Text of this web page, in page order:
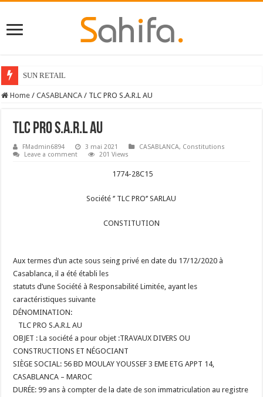
SUN RETAIL
Home / CASABLANCA / TLC PRO S.A.R.L AU
TLC PRO S.A.R.L AU
FMadmin6894 3 mai 2021 CASABLANCA, Constitutions
Leave a comment
201 Views
1774-28C15
Société ‘’ TLC PRO‘’ SARLAU
CONSTITUTION
Aux termes d’un acte sous seing privé en date du 17/12/2020 à
Casablanca, il a été établi les
statuts d’une Société à Responsabilité Limitée, ayant les
caractéristiques suivante
DÉNOMINATION:
TLC PRO S.A.R.L AU
OBJET : La société a pour objet :TRAVAUX DIVERS OU
CONSTRUCTIONS ET NÉGOCIANT
SIÈGE SOCIAL: 56 BD MOULAY YOUSSEF 3 EME ETG APPT 14,
CASABLANCA – MAROC
DURÉE: 99 ans à compter de la date de son immatriculation au registre